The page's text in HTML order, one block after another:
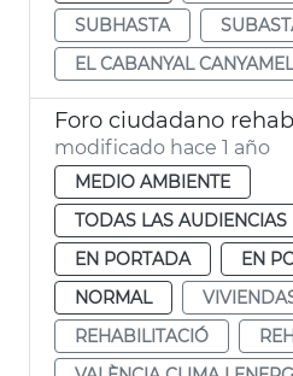
SUBHASTA
EL CABANYAL
modificado hace 1 año
MEDIO AMBIENTE
TODAS LAS AUDIENCIAS
EN PORTADA
EN
NORMAL
REHABILITACIÓ